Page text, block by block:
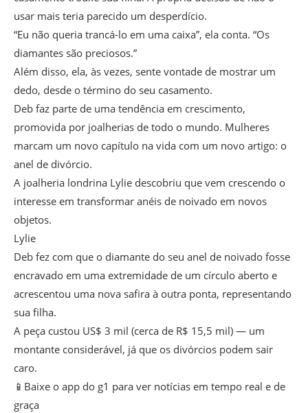
usar mais teria parecido um desperdício.
“Eu não queria trancá-lo em uma caixa”, ela conta. “Os
diamantes são preciosos.”
Além disso, ela, às vezes, sente vontade de mostrar um
dedo, desde o término do seu casamento.
Deb faz parte de uma tendência em crescimento,
promovida por joalherias de todo o mundo. Mulheres
marcam um novo capítulo na vida com um novo artigo: o
anel de divórcio.
A joalheria londrina Lylie descobriu que vem crescendo o
interesse em transformar anéis de noivado em novos
objetos.
Lylie
Deb fez com que o diamante do seu anel de noivado fosse
encravado em uma extremidade de um círculo aberto e
acrescentou uma nova safira à outra ponta, representando
sua filha.
A peça custou US$ 3 mil (cerca de R$ 15,5 mil) — um
montante considerável, já que os divórcios podem sair
caro.
📱Baixe o app do g1 para ver notícias em tempo real e de
graça